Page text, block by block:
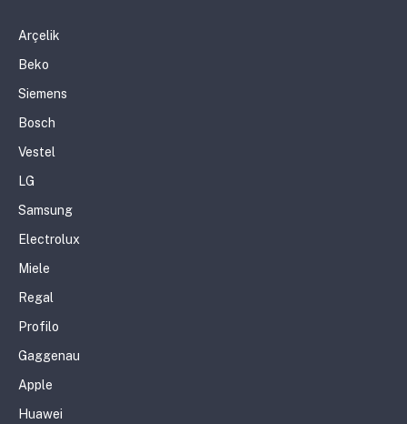
Arçelik
Beko
Siemens
Bosch
Vestel
LG
Samsung
Electrolux
Miele
Regal
Profilo
Gaggenau
Apple
Huawei